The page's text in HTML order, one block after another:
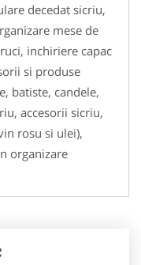
decedat sicriu,
mese de
inchiriere capac
si produse
batiste, candele,
accesorii sicriu,
rosu si ulei),
organizare